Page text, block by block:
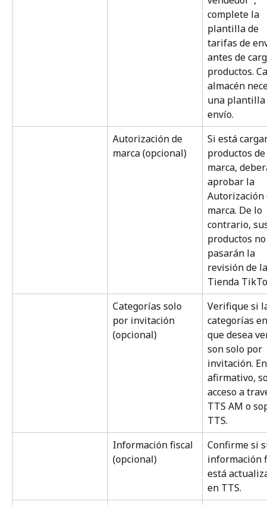
complete la
plantilla de
tarifas de
antes de
productos.
almacén
una
envío.
Autorización de
marca (opcional)
Si está
productos de
marca,
aprobar la
marca. De lo
contrario,
productos
pasarán la
revisión de
Tienda
Categorías solo
por invitación
(opcional)
Verifique si
categorías
que desea
son solo por
invitación.
afirmativo,
acceso a
TTS AM o
TTS.
Información fiscal
(opcional)
Confirme si
información
está
en TTS.